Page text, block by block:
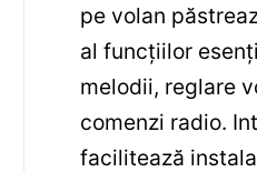
pe volan
al funcțiilor
melodii, reglare
comenzi radio.
facilitează